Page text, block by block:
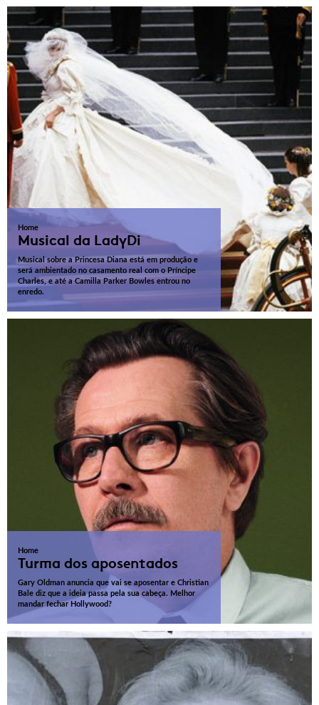
Home
Musical da LadyDi
Musical sobre a Princesa Diana está em produção e
será ambientado no casamento real com o Príncipe
Charles, e até a Camilla Parker Bowles entrou no
enredo.
Home
Turma dos aposentados
Gary Oldman anuncia que vai se aposentar e Christian
Bale diz que a ideia passa pela sua cabeça. Melhor
mandar fechar Hollywood?